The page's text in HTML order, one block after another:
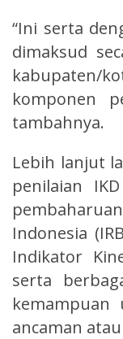
“Ini serta
dimaksud
kabupaten/
komponen
tambahnya.
Lebih lanjut
penilaian
Indonesia
Indikator
serta
kemampuan
ancaman